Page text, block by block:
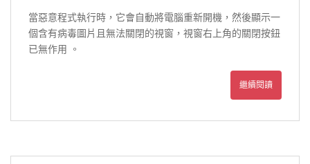
當惡意程式執行時，它會自動將電腦重新開機，然後顯示一
個含有病毒圖片且無法關閉的視窗，視窗右上角的關閉按鈕
已無作用 。
繼續閱讀